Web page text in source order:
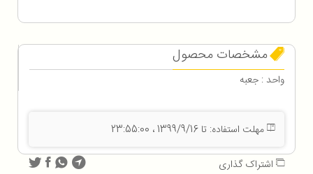
مشخصات محصول
واحد : جعبه
مهلت استفاده: تا 1399/9/16 ، 23:55:00
اشتراک گذاری